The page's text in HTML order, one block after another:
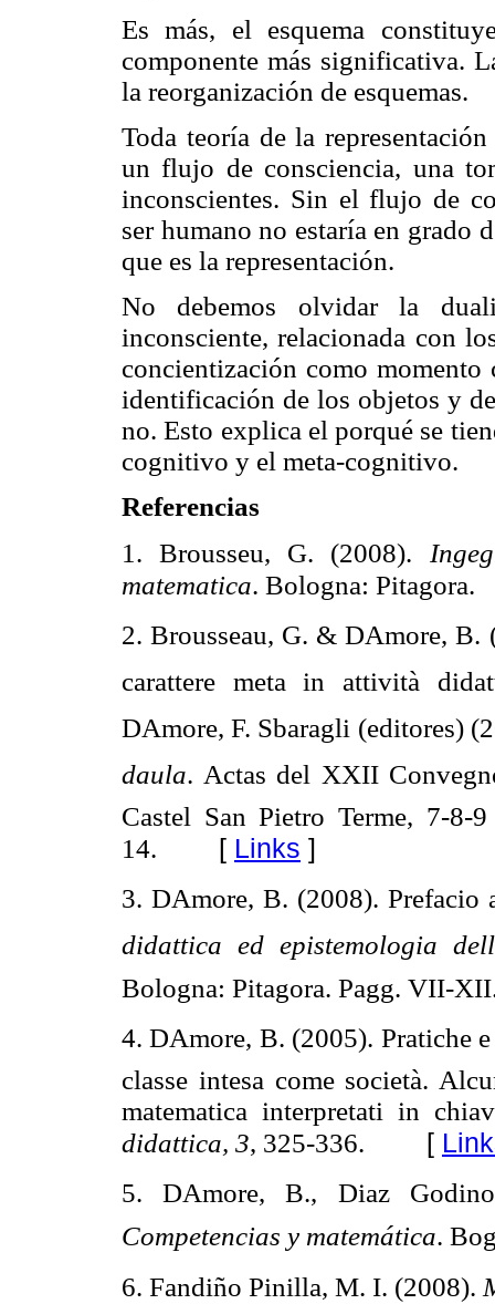
Es más, el esquema
componente más significativa.
la reorganización de esquemas.
Toda teoría de la
un flujo de consciencia, una
inconscientes. Sin el flujo de
ser humano no estaría en grado
que es la representación.
No debemos olvidar la
inconsciente, relacionada con
concientización como
identificación de los objetos y
no. Esto explica el porqué se
cognitivo y el meta-cognitivo.
Referencias
1. Brousseu, G. (2008).
matematica. Bologna: Pitagora.
2. Brousseau, G. &DAmore, B.
carattere meta in attività
DAmore, F. Sbaragli (editores)
daula. Actas del XXII
Castel San Pietro Terme, 7-8-
14. [ Links ]
3. DAmore, B. (2008).
didattica ed epistemologia
Bologna: Pitagora. Pagg. VII-
4. DAmore, B. (2005). Pratiche
classe intesa come società.
matematica interpretati in
didattica, 3, 325-336. [
5. DAmore, B., Diaz Godino
Competencias y matemática.
6. Fandiño Pinilla, M. I. (2008).